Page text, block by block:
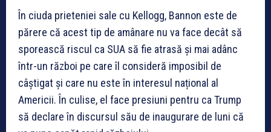
În ciuda prieteniei sale cu Kellogg, Bannon este de
părere că acest tip de amânare nu va face decât să
sporească riscul ca SUA să fie atrasă și mai adânc
într-un război pe care îl consideră imposibil de
câștigat și care nu este în interesul național al
Americii. În culise, el face presiuni pentru ca Trump
să declare în discursul său de inaugurare de luni că